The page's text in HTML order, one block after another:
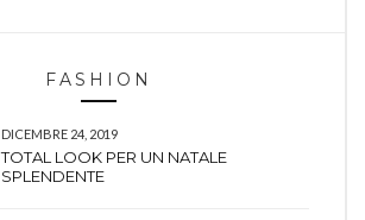
FASHION
DICEMBRE 24, 2019
TOTAL LOOK PER UN NATALE
SPLENDENTE